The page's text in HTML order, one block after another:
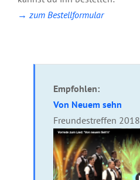
→ zum Bestellformular
Empfohlen:
Von Neuem sehn
Freundestreffen 2018